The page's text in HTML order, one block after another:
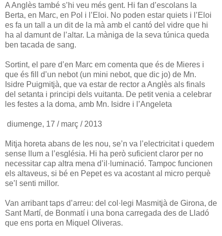
A Anglès també s’hi veu més gent. Hi fan d’escolans la
Berta, en Marc, en Pol i l’Eloi. No poden estar quiets i l’Eloi
es fa un tall a un dit de la mà amb el cantó del vidre que hi
ha al damunt de l’altar. La màniga de la seva túnica queda
ben tacada de sang.
Sortint, el pare d’en Marc em comenta que és de Mieres i
que és fill d’un nebot (un mini nebot, que dic jo) de Mn.
Isidre Puigmitjà, que va estar de rector a Anglès als finals
del setanta i principi dels vuitanta. De petit venia a celebrar
les festes a la doma, amb Mn. Isidre i l’Angeleta
diumenge, 17 / març / 2013
Mitja horeta abans de les nou, se’n va l’electricitat i quedem
sense llum a l’església. Hi ha però suficient claror per no
necessitar cap altra mena d’il·luminació. Tampoc funcionen
els altaveus, si bé en Pepet es va acostant al micro perquè
se’l senti millor.
Van arribant taps d’arreu: del col·legi Masmitjà de Girona, de
Sant Martí, de Bonmatí i una bona carregada des de Lladó
que ens porta en Miquel Oliveras.